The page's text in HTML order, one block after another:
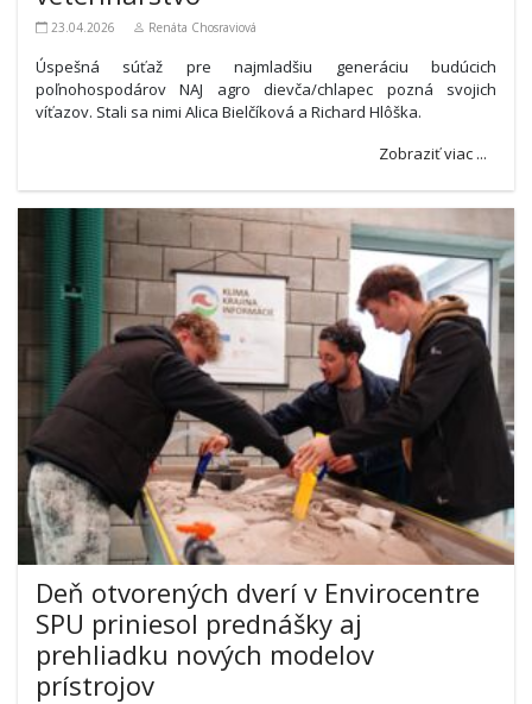
23.04.2026 Renáta Chosraviová
Úspešná súťaž pre najmladšiu generáciu budúcich
poľnohospodárov NAJ agro dievča/chlapec pozná svojich
víťazov. Stali sa nimi Alica Bielčíková a Richard Hlôška.
Zobraziť viac ...
Deň otvorených dverí v Envirocentre
SPU priniesol prednášky aj
prehliadku nových modelov
prístrojov